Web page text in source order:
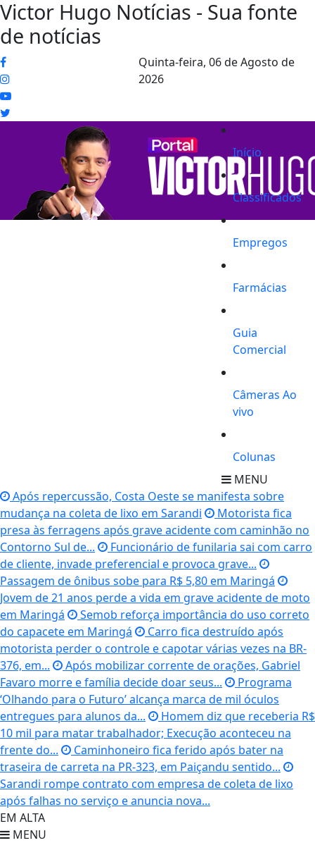
Victor Hugo Notícias - Sua fonte
de notícias
Quinta-feira, 06 de Agosto de
2026
Início
Classificados
Empregos
Farmácias
Guia
Comercial
Câmeras Ao
vivo
Colunas
MENU
Após repercussão, Costa Oeste se manifesta sobre
mudança na coleta de lixo em Sarandi
Motorista fica
presa às ferragens após grave acidente com caminhão no
Contorno Sul de...
Funcionário de funilaria sai com carro
de cliente, invade preferencial e provoca grave...
Passagem de ônibus sobe para R$ 5,80 em Maringá
Jovem de 21 anos perde a vida em grave acidente de moto
em Maringá
Semob reforça importância do uso correto
do capacete em Maringá
Carro fica destruído após
motorista perder o controle e capotar várias vezes na BR-
376, em...
Após mobilizar corrente de orações, Gabriel
Favaro morre e família decide doar seus...
Programa
‘Olhando para o Futuro’ alcança marca de mil óculos
entregues para alunos da...
Homem diz que receberia R$
10 mil para matar trabalhador; Execução aconteceu na
frente do...
Caminhoneiro fica ferido após bater na
traseira de carreta na PR-323, em Paiçandu sentido...
Sarandi rompe contrato com empresa de coleta de lixo
após falhas no serviço e anuncia nova...
EM ALTA
MENU